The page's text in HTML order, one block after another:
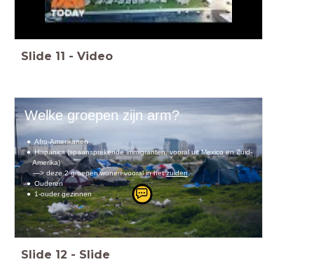
Slide 11 - Video
Welke groepen zijn arm?
Afro-Amerikanen
Hispanics (spaansprekende immigranten, vooral uit Mexico en Zuid-
Amerika)
—> deze 2 groepen wonen vooral in hetzuiden.
Ouderen
1-ouder gezinnen
Slide 12 - Slide